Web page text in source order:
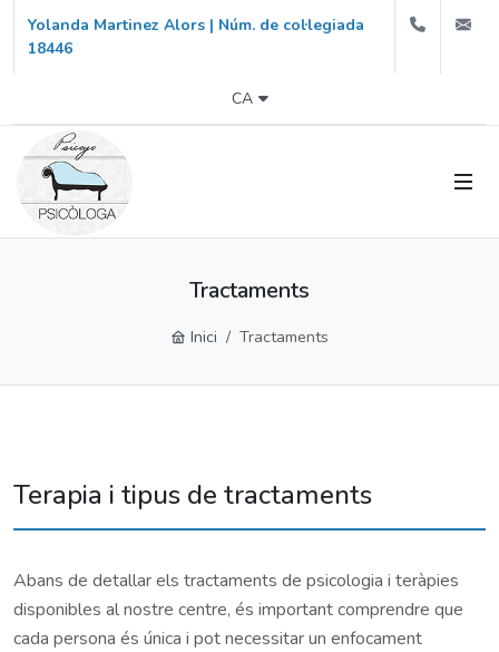
Yolanda Martinez Alors | Núm. de col·legiada
18446
CA
Tractaments
Inici Tractaments
Terapia i tipus de tractaments
Abans de detallar els tractaments de psicologia i teràpies
disponibles al nostre centre, és important comprendre que
cada persona és única i pot necessitar un enfocament